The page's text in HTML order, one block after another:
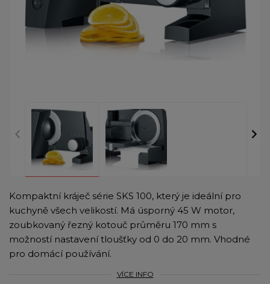
Kompaktní kráječ série SKS 100, který je ideální pro
kuchyně všech velikostí. Má úsporný 45 W motor,
zoubkovaný řezný kotouč průměru 170 mm s
možností nastavení tloušťky od 0 do 20 mm. Vhodné
pro domácí používání.
VÍCE INFO